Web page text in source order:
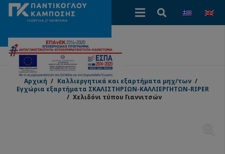
Αρχική / Καλλιεργητικά και εξαρτήματα μηχ/των /
Εγχώρια εξαρτήματα ΣΚΑΛΙΣΤΗΡΙΩΝ-ΚΑΛΛΙΕΡΓΗΤΩΝ-RIPER
/ Χελιδόνι τύπου Γιαννιτσών